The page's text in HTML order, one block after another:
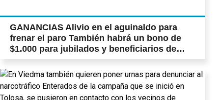
GANANCIAS Alivio en el aguinaldo para
frenar el paro También habrá un bono de
$1.000 para jubilados y beneficiarios de
planes (Pág. 4)